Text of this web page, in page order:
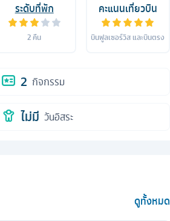
ระดับที่พัก
2 คืน
คะแนนเที่ยวบิน
บินฟูลเซอร์วิส และบินตรง
2 กิจกรรม
ไม่มี วันอิสระ
ดูทั้งหมด